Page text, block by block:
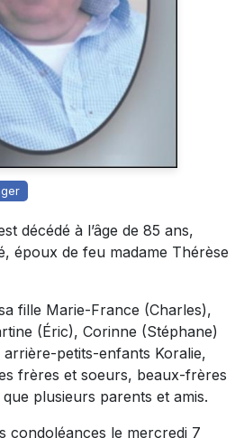
décédé à l’âge de 85 ans,
époux de feu madame Thérèse
fille Marie-France (Charles),
(Éric), Corinne (Stéphane)
petits-enfants Koralie,
frères et soeurs, beaux-frères
plusieurs parents et amis.
condoléances le mercredi 7